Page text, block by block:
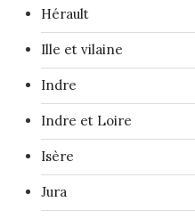
Hérault
Ille et vilaine
Indre
Indre et Loire
Isère
Jura